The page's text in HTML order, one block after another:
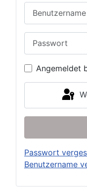
Angemeldet
Passwort
Benutzername